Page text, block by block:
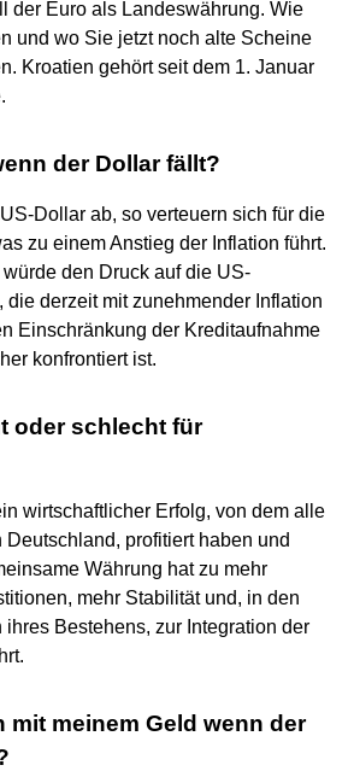
der Euro als Landeswährung. Wie
und wo Sie jetzt noch alte Scheine
Kroatien gehört seit dem 1. Januar
der Dollar fällt?
Dollar ab, so verteuern sich für die
zu einem Anstieg der Inflation führt.
den Druck auf die US-
die derzeit mit zunehmender Inflation
Einschränkung der Kreditaufnahme
konfrontiert ist.
oder schlecht für
wirtschaftlicher Erfolg, von dem alle
Deutschland, profitiert haben und
Währung hat zu mehr
mehr Stabilität und, in den
ihres Bestehens, zur Integration der
mit meinem Geld wenn der